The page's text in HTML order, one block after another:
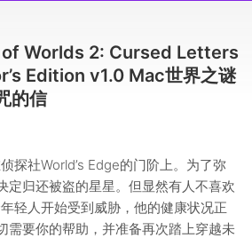
Worlds 2: Cursed Letters
Edition v1.0 Mac世界之谜
的信
探社World’s Edge的门阶上。为了弥
定归还被盗的星星。但显然有人不喜欢
轻人开始受到威胁，他的健康状况正
需要你的帮助，并准备再次踏上穿越未